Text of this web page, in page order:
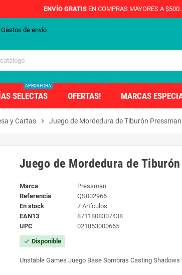
ENVÍO GRATIS EN COMPRAS MAYORES A $500.
Gastos de envío
SELECTAS
APROVECHA
OFERTAS! MARCAS
y Cartas chevron_right Juego de Mordedura de Tiburón Pressman
Juego de Mordedura de
Marca
Pressman
Referencia
QS002966
En stock
7 Artículos
EAN13
8711808307438
UPC
021853000665
check Disponible
Unstable Games Juego Base Sombras Casting Shadows